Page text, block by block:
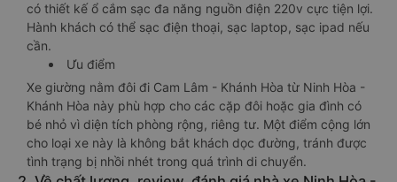
có thiết kế ổ cắm sạc đa năng nguồn điện 220v cực tiện lợi.
Hành khách có thể sạc điện thoại, sạc laptop, sạc ipad nếu
cần.
Ưu điểm
Xe giường nằm đôi đi Cam Lâm - Khánh Hòa từ Ninh Hòa -
Khánh Hòa này phù hợp cho các cặp đôi hoặc gia đình có
bé nhỏ vì diện tích phòng rộng, riêng tư. Một điểm cộng lớn
cho loại xe này là không bắt khách dọc đường, tránh được
tình trạng bị nhồi nhét trong quá trình di chuyển.